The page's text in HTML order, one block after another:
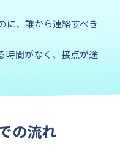
ラウド
に、誰から連絡すべき
時間がなく、接点が途
の流れ